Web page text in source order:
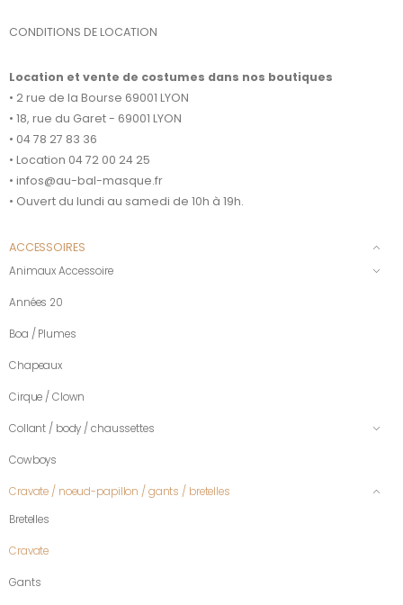
CONDITIONS DE LOCATION
Location et vente de costumes dans nos boutiques
• 2 rue de la Bourse 69001 LYON
• 18, rue du Garet - 69001 LYON
• 04 78 27 83 36
• Location 04 72 00 24 25
• infos@au-bal-masque.fr
• Ouvert du lundi au samedi de 10h à 19h.
ACCESSOIRES
Animaux Accessoire
Années 20
Boa / Plumes
Chapeaux
Cirque / Clown
Collant / body / chaussettes
Cowboys
Cravate / noeud-papillon / gants / bretelles
Bretelles
Cravate
Gants